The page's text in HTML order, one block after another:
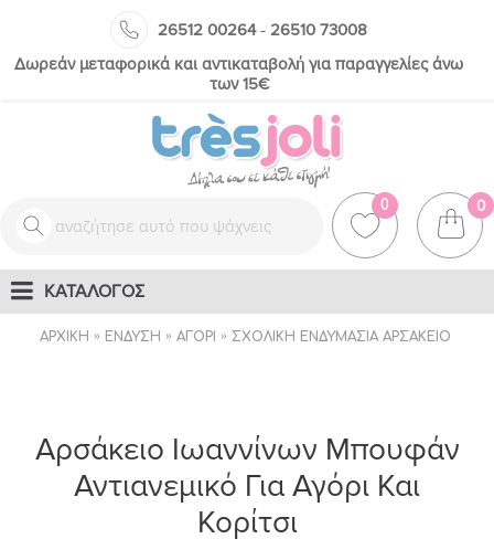
26512 00264- 26510 73008
Δωρεάν μεταφορικά και αντικαταβολή για παραγγελίες άνω
των 15€
0 0
ΚΑΤΑΛΟΓΟΣ
ΑΡΧΙΚΉ ΈΝΔΥΣΗ ΑΓΌΡΙ ΣΧΟΛΙΚΉ ΕΝΔΥΜΑΣΊΑ ΑΡΣΆΚΕΙΟ
Αρσάκειο Ιωαννίνων Μπουφάν
Αντιανεμικό Για Αγόρι Και
Κορίτσι